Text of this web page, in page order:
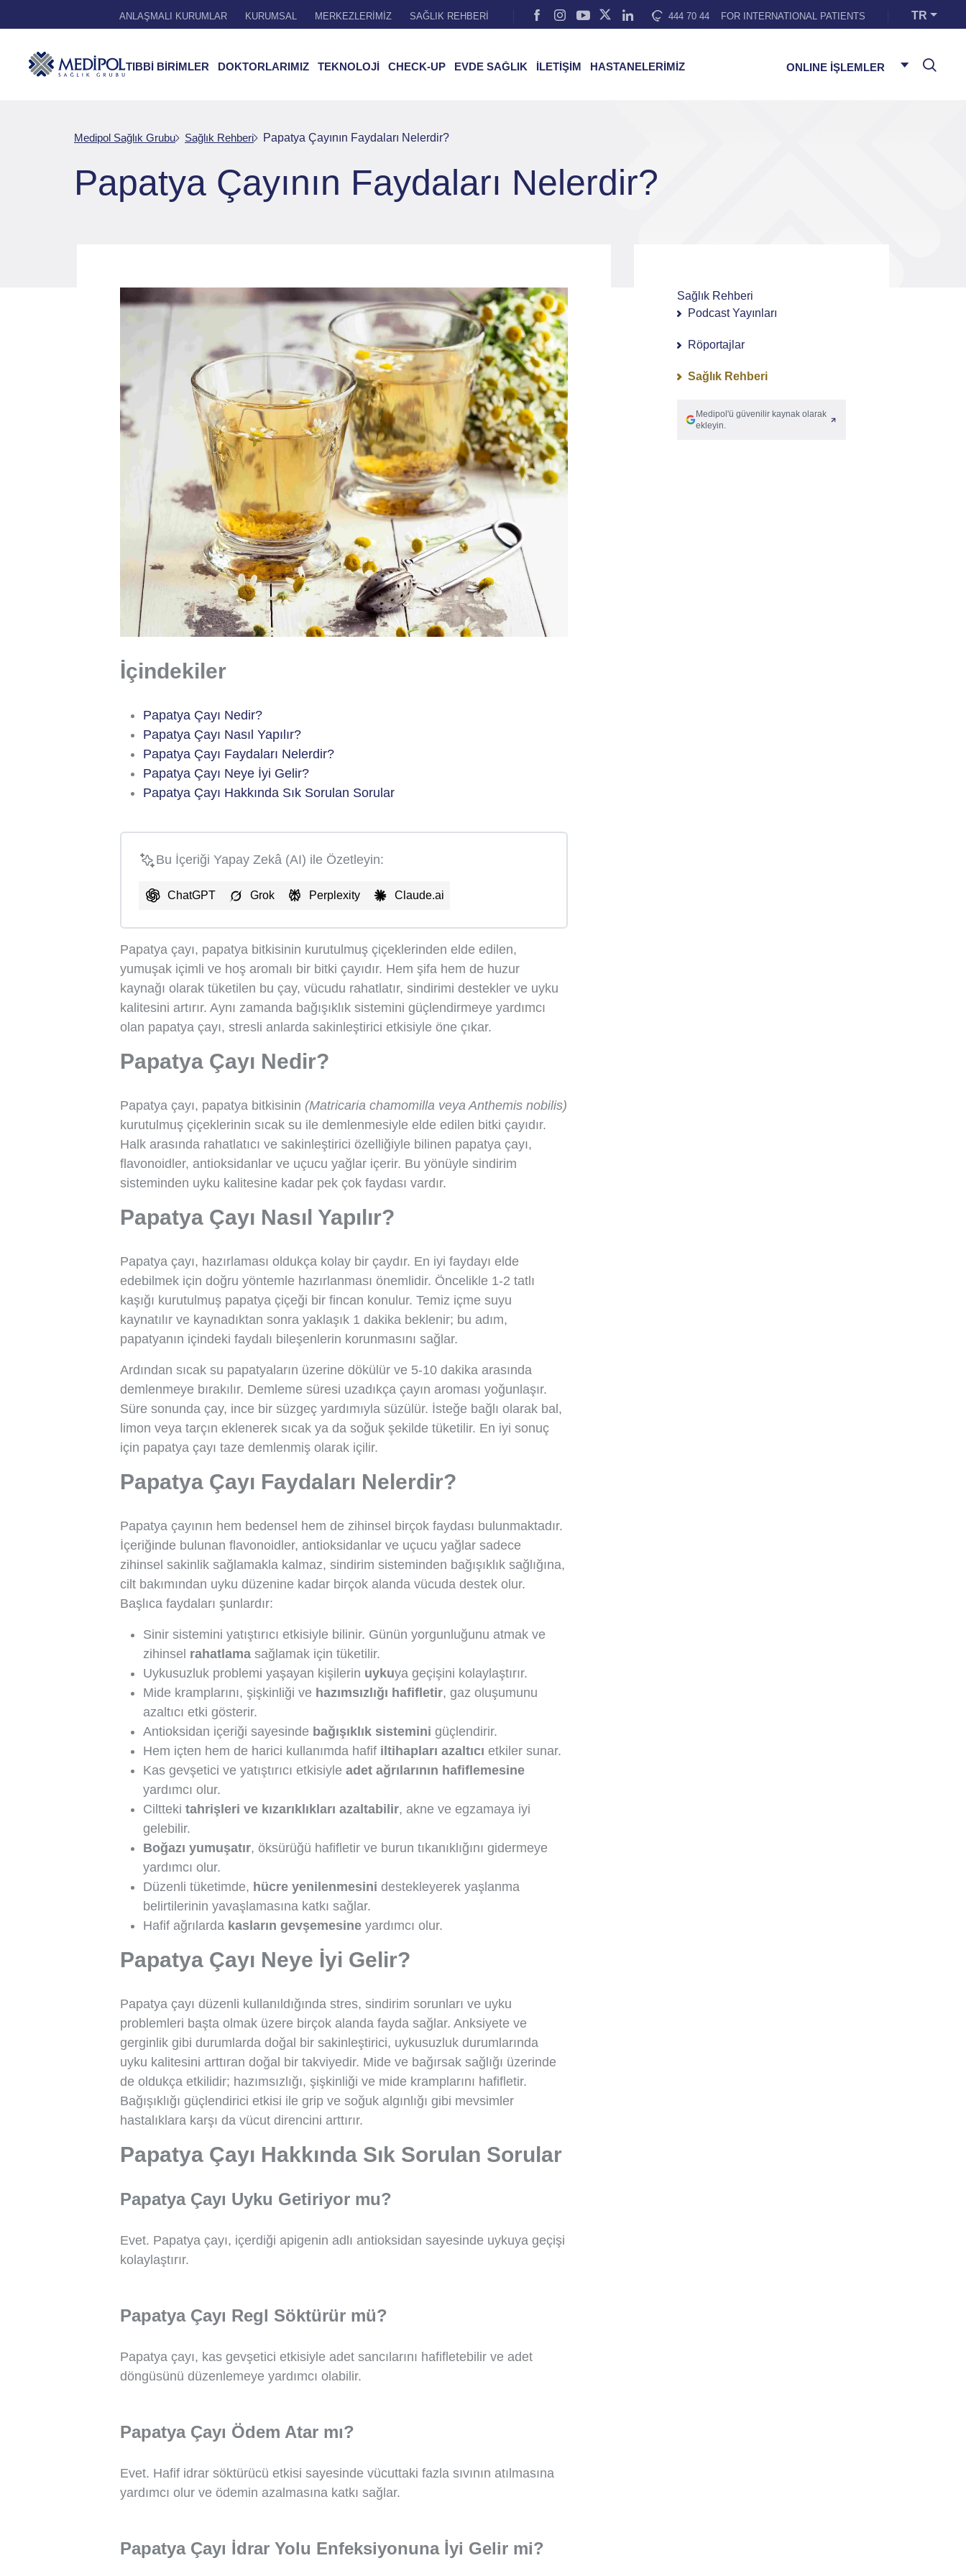
ANLAŞMALI KURUMLAR KURUMSAL MERKEZLERİMİZ SAĞLIK REHBERİ 444 70 44 FOR INTERNATIONAL PATIENTS TR
TIBBİ BİRİMLER DOKTORLARIMIZ TEKNOLOJİ CHECK-UP EVDE SAĞLIK İLETİŞİM HASTANELERİMİZ ONLINE İŞLEMLER
Medipol Sağlık Grubu Sağlık Rehberi Papatya Çayının Faydaları Nelerdir?
Papatya Çayının Faydaları Nelerdir?
İçindekiler
Papatya Çayı Nedir?
Papatya Çayı Nasıl Yapılır?
Papatya Çayı Faydaları Nelerdir?
Papatya Çayı Neye İyi Gelir?
Papatya Çayı Hakkında Sık Sorulan Sorular
Bu İçeriği Yapay Zekâ (AI) ile Özetleyin:
ChatGPT Grok Perplexity Claude.ai
Papatya çayı, papatya bitkisinin kurutulmuş çiçeklerinden elde edilen,
yumuşak içimli ve hoş aromalı bir bitki çayıdır. Hem şifa hem de huzur
kaynağı olarak tüketilen bu çay, vücudu rahatlatır, sindirimi destekler ve uyku
kalitesini artırır. Aynı zamanda bağışıklık sistemini güçlendirmeye yardımcı
olan papatya çayı, stresli anlarda sakinleştirici etkisiyle öne çıkar.
Papatya Çayı Nedir?
Papatya çayı, papatya bitkisinin (Matricaria chamomilla veya Anthemis nobilis)
kurutulmuş çiçeklerinin sıcak su ile demlenmesiyle elde edilen bitki çayıdır.
Halk arasında rahatlatıcı ve sakinleştirici özelliğiyle bilinen papatya çayı,
flavonoidler, antioksidanlar ve uçucu yağlar içerir. Bu yönüyle sindirim
sisteminden uyku kalitesine kadar pek çok faydası vardır.
Papatya Çayı Nasıl Yapılır?
Papatya çayı, hazırlaması oldukça kolay bir çaydır. En iyi faydayı elde
edebilmek için doğru yöntemle hazırlanması önemlidir. Öncelikle 1-2 tatlı
kaşığı kurutulmuş papatya çiçeği bir fincan konulur. Temiz içme suyu
kaynatılır ve kaynadıktan sonra yaklaşık 1 dakika beklenir; bu adım,
papatyanın içindeki faydalı bileşenlerin korunmasını sağlar.
Ardından sıcak su papatyaların üzerine dökülür ve 5-10 dakika arasında
demlenmeye bırakılır. Demleme süresi uzadıkça çayın aroması yoğunlaşır.
Süre sonunda çay, ince bir süzgeç yardımıyla süzülür. İsteğe bağlı olarak bal,
limon veya tarçın eklenerek sıcak ya da soğuk şekilde tüketilir. En iyi sonuç
için papatya çayı taze demlenmiş olarak içilir.
Papatya Çayı Faydaları Nelerdir?
Papatya çayının hem bedensel hem de zihinsel birçok faydası bulunmaktadır.
İçeriğinde bulunan flavonoidler, antioksidanlar ve uçucu yağlar sadece
zihinsel sakinlik sağlamakla kalmaz, sindirim sisteminden bağışıklık sağlığına,
cilt bakımından uyku düzenine kadar birçok alanda vücuda destek olur.
Başlıca faydaları şunlardır:
Sinir sistemini yatıştırıcı etkisiyle bilinir. Günün yorgunluğunu atmak ve
zihinsel rahatlama sağlamak için tüketilir.
Uykusuzluk problemi yaşayan kişilerin uykuya geçişini kolaylaştırır.
Mide kramplarını, şişkinliği ve hazımsızlığı hafifletir, gaz oluşumunu
azaltıcı etki gösterir.
Antioksidan içeriği sayesinde bağışıklık sistemini güçlendirir.
Hem içten hem de harici kullanımda hafif iltihapları azaltıcı etkiler sunar.
Kas gevşetici ve yatıştırıcı etkisiyle adet ağrılarının hafiflemesine
yardımcı olur.
Ciltteki tahrişleri ve kızarıklıkları azaltabilir, akne ve egzamaya iyi
gelebilir.
Boğazı yumuşatır, öksürüğü hafifletir ve burun tıkanıklığını gidermeye
yardımcı olur.
Düzenli tüketimde, hücre yenilenmesini destekleyerek yaşlanma
belirtilerinin yavaşlamasına katkı sağlar.
Hafif ağrılarda kasların gevşemesine yardımcı olur.
Papatya Çayı Neye İyi Gelir?
Papatya çayı düzenli kullanıldığında stres, sindirim sorunları ve uyku
problemleri başta olmak üzere birçok alanda fayda sağlar. Anksiyete ve
gerginlik gibi durumlarda doğal bir sakinleştirici, uykusuzluk durumlarında
uyku kalitesini arttıran doğal bir takviyedir. Mide ve bağırsak sağlığı üzerinde
de oldukça etkilidir; hazımsızlığı, şişkinliği ve mide kramplarını hafifletir.
Bağışıklığı güçlendirici etkisi ile grip ve soğuk algınlığı gibi mevsimler
hastalıklara karşı da vücut direncini arttırır.
Papatya Çayı Hakkında Sık Sorulan Sorular
Papatya Çayı Uyku Getiriyor mu?
Evet. Papatya çayı, içerdiği apigenin adlı antioksidan sayesinde uykuya geçişi
kolaylaştırır.
Papatya Çayı Regl Söktürür mü?
Papatya çayı, kas gevşetici etkisiyle adet sancılarını hafifletebilir ve adet
döngüsünü düzenlemeye yardımcı olabilir.
Papatya Çayı Ödem Atar mı?
Evet. Hafif idrar söktürücü etkisi sayesinde vücuttaki fazla sıvının atılmasına
yardımcı olur ve ödemin azalmasına katkı sağlar.
Papatya Çayı İdrar Yolu Enfeksiyonuna İyi Gelir mi?
Sağlık Rehberi
Podcast Yayınları
Röportajlar
Sağlık Rehberi
Medipol'ü güvenilir kaynak olarak
ekleyin.